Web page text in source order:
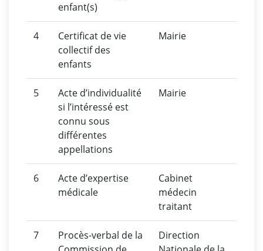
enfant(s)
4
Certificat de vie
collectif des
enfants
Mairie
5
Acte d’individualité
si l’intéressé est
connu sous
différentes
appellations
Mairie
6
Acte d’expertise
médicale
Cabinet
médecin
traitant
7
Procès-verbal de la
Direction